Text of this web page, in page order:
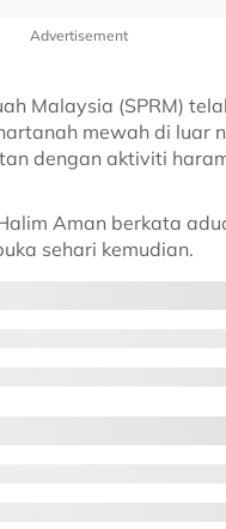
Advertisement
Malaysia (SPRM)
mewah di luar
dengan aktiviti
Aman berkata
sehari kemudian.